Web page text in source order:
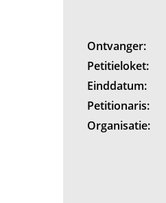
Ontvanger:
Petitieloket:
Einddatum:
Petitionaris:
Organisatie: